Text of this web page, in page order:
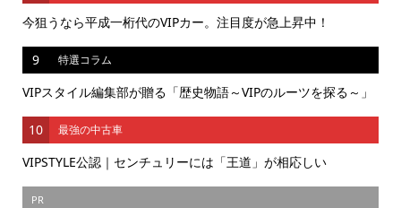
今狙うなら平成一桁代のVIPカー。注目度が急上昇中！
9 特選コラム
VIPスタイル編集部が贈る「歴史物語～VIPのルーツを探る～」
10 最強の中古車
VIPSTYLE公認｜センチュリーには「王道」が相応しい
PR